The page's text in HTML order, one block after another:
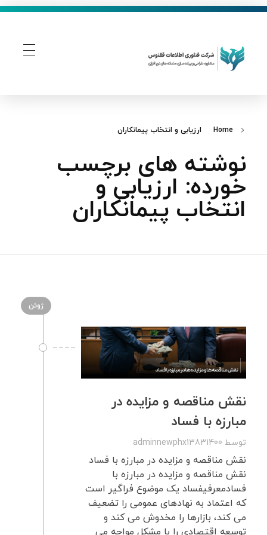
Home ارزیابی و انتخاب پیمانکاران
نوشته های برچسب
خورده: ارزیابی و
انتخاب پیمانکاران
ژوئن
نقش مناقصه و مزایده در
مبارزه با فساد
توسط adminnewphx13831400
نقش مناقصه و مزایده در مبارزه با فساد
نقش مناقصه و مزایده در مبارزه با
فسادمعرفیفساد یک موضوع فراگیر است
که اعتماد به نهادهای عمومی را تضعیف
می کند، بازارها را مخدوش می کند و
توسعه اقتصادی را با مشکل مواجه می